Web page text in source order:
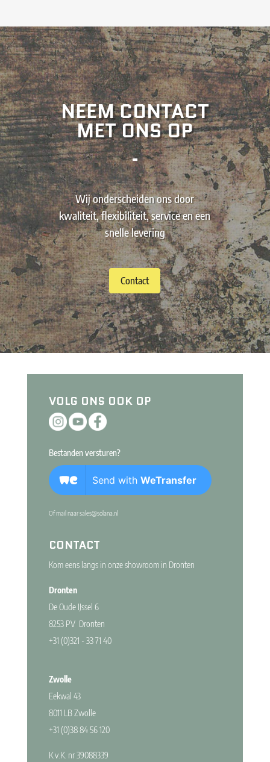
NEEM CONTACT
MET ONS OP
Wij onderscheiden ons door
kwaliteit, flexibiliteit, service en een
snelle levering
Contact
VOLG ONS OOK OP
Bestanden versturen?
Of mail naarsales@solana.nl
CONTACT
Kom eens langs in onze showroom in Dronten
Dronten
De Oude IJssel 6
8253 PV Dronten
+31 (0)321 - 33 71 40
Zwolle
Eekwal 43
8011 LB Zwolle
+31 (0)38 84 56 120
K.v.K. nr 39088339